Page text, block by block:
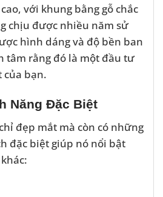
với khung bằng gỗ chắc
chịu được nhiều năm sử
hình dáng và độ bền ban
tâm rằng đó là một đầu tư
của bạn.
Năng Đặc Biệt
đẹp mắt mà còn có những
đặc biệt giúp nó nổi bật